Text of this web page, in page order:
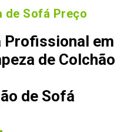
de Sofá Preço
Profissional em
de Colchão
de Sofá